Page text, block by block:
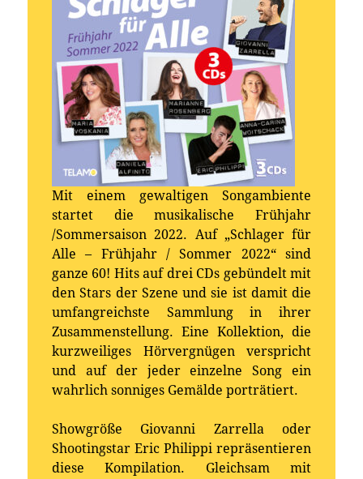
Mit einem gewaltigen Songambiente
startet die musikalische Frühjahr
/Sommersaison 2022. Auf „Schlager für
Alle – Frühjahr / Sommer 2022“ sind
ganze 60! Hits auf drei CDs gebündelt mit
den Stars der Szene und sie ist damit die
umfangreichste Sammlung in ihrer
Zusammenstellung. Eine Kollektion, die
kurzweiliges Hörvergnügen verspricht
und auf der jeder einzelne Song ein
wahrlich sonniges Gemälde porträtiert.
Showgröße Giovanni Zarrella oder
Shootingstar Eric Philippi repräsentieren
diese Kompilation. Gleichsam mit